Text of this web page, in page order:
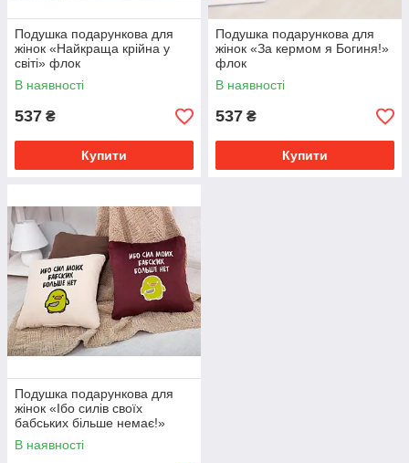
Подушка подарункова для
жінок «Найкраща крійна у
світі» флок
В наявності
537 ₴
Купити
Подушка подарункова для
жінок «За кермом я Богиня!»
флок
В наявності
537 ₴
Купити
Подушка подарункова для
жінок «Ібо силiв своїх
бабських більше немає!»
флок
В наявності